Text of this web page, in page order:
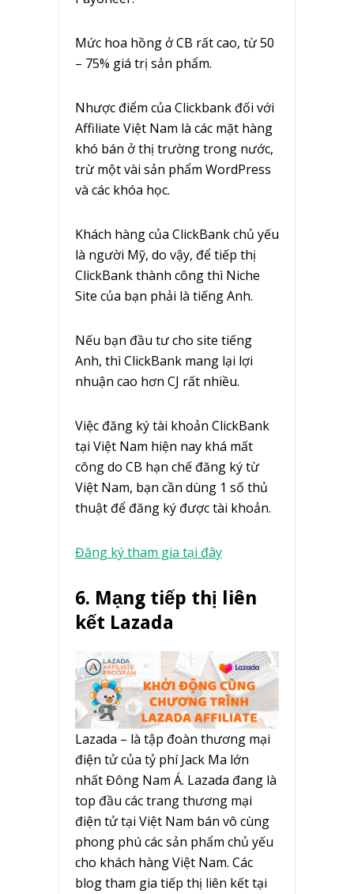
Mức hoa hồng ở CB rất cao, từ 50
– 75% giá trị sản phẩm.
Nhược điểm của Clickbank đối với
Affiliate Việt Nam là các mặt hàng
khó bán ở thị trường trong nước,
trừ một vài sản phẩm WordPress
và các khóa học.
Khách hàng của ClickBank chủ yếu
là người Mỹ, do vậy, để tiếp thị
ClickBank thành công thì Niche
Site của bạn phải là tiếng Anh.
Nếu bạn đầu tư cho site tiếng
Anh, thì ClickBank mang lại lợi
nhuận cao hơn CJ rất nhiều.
Việc đăng ký tài khoản ClickBank
tại Việt Nam hiện nay khá mất
công do CB hạn chế đăng ký từ
Việt Nam, bạn cần dùng 1 số thủ
thuật để đăng ký được tài khoản.
Đăng ký tham gia tại đây
6. Mạng tiếp thị liên
kết Lazada
Lazada – là tập đoàn thương mại
điện tử của tỷ phí Jack Ma lớn
nhất Đông Nam Á. Lazada đang là
top đầu các trang thương mại
điện tử tại Việt Nam bán vô cùng
phong phú các sản phẩm chủ yếu
cho khách hàng Việt Nam. Các
blog tham gia tiếp thị liên kết tại